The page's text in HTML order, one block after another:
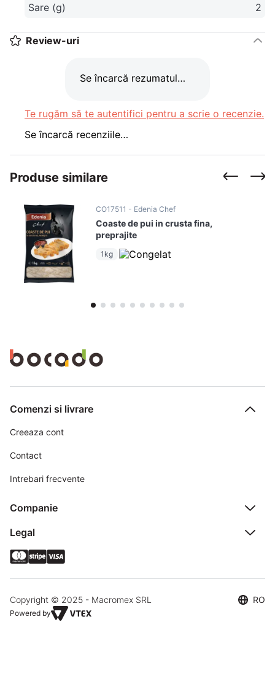
Sare (g)
2
Review-uri
Se încarcă rezumatul…
Te rugăm să te autentifici pentru a scrie o recenzie.
Se încarcă recenziile…
Produse similare
CO17511 Edenia Chef
Coaste de pui in crusta fina,
preprajite
1kg
Comenzi si livrare
Creeaza cont
Contact
Intrebari frecvente
Companie
Legal
Copyright © 2025 - Macromex SRL
Powered by
RO